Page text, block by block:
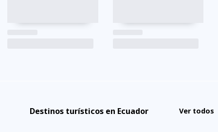
Destinos turísticos en Ecuador Ver todos